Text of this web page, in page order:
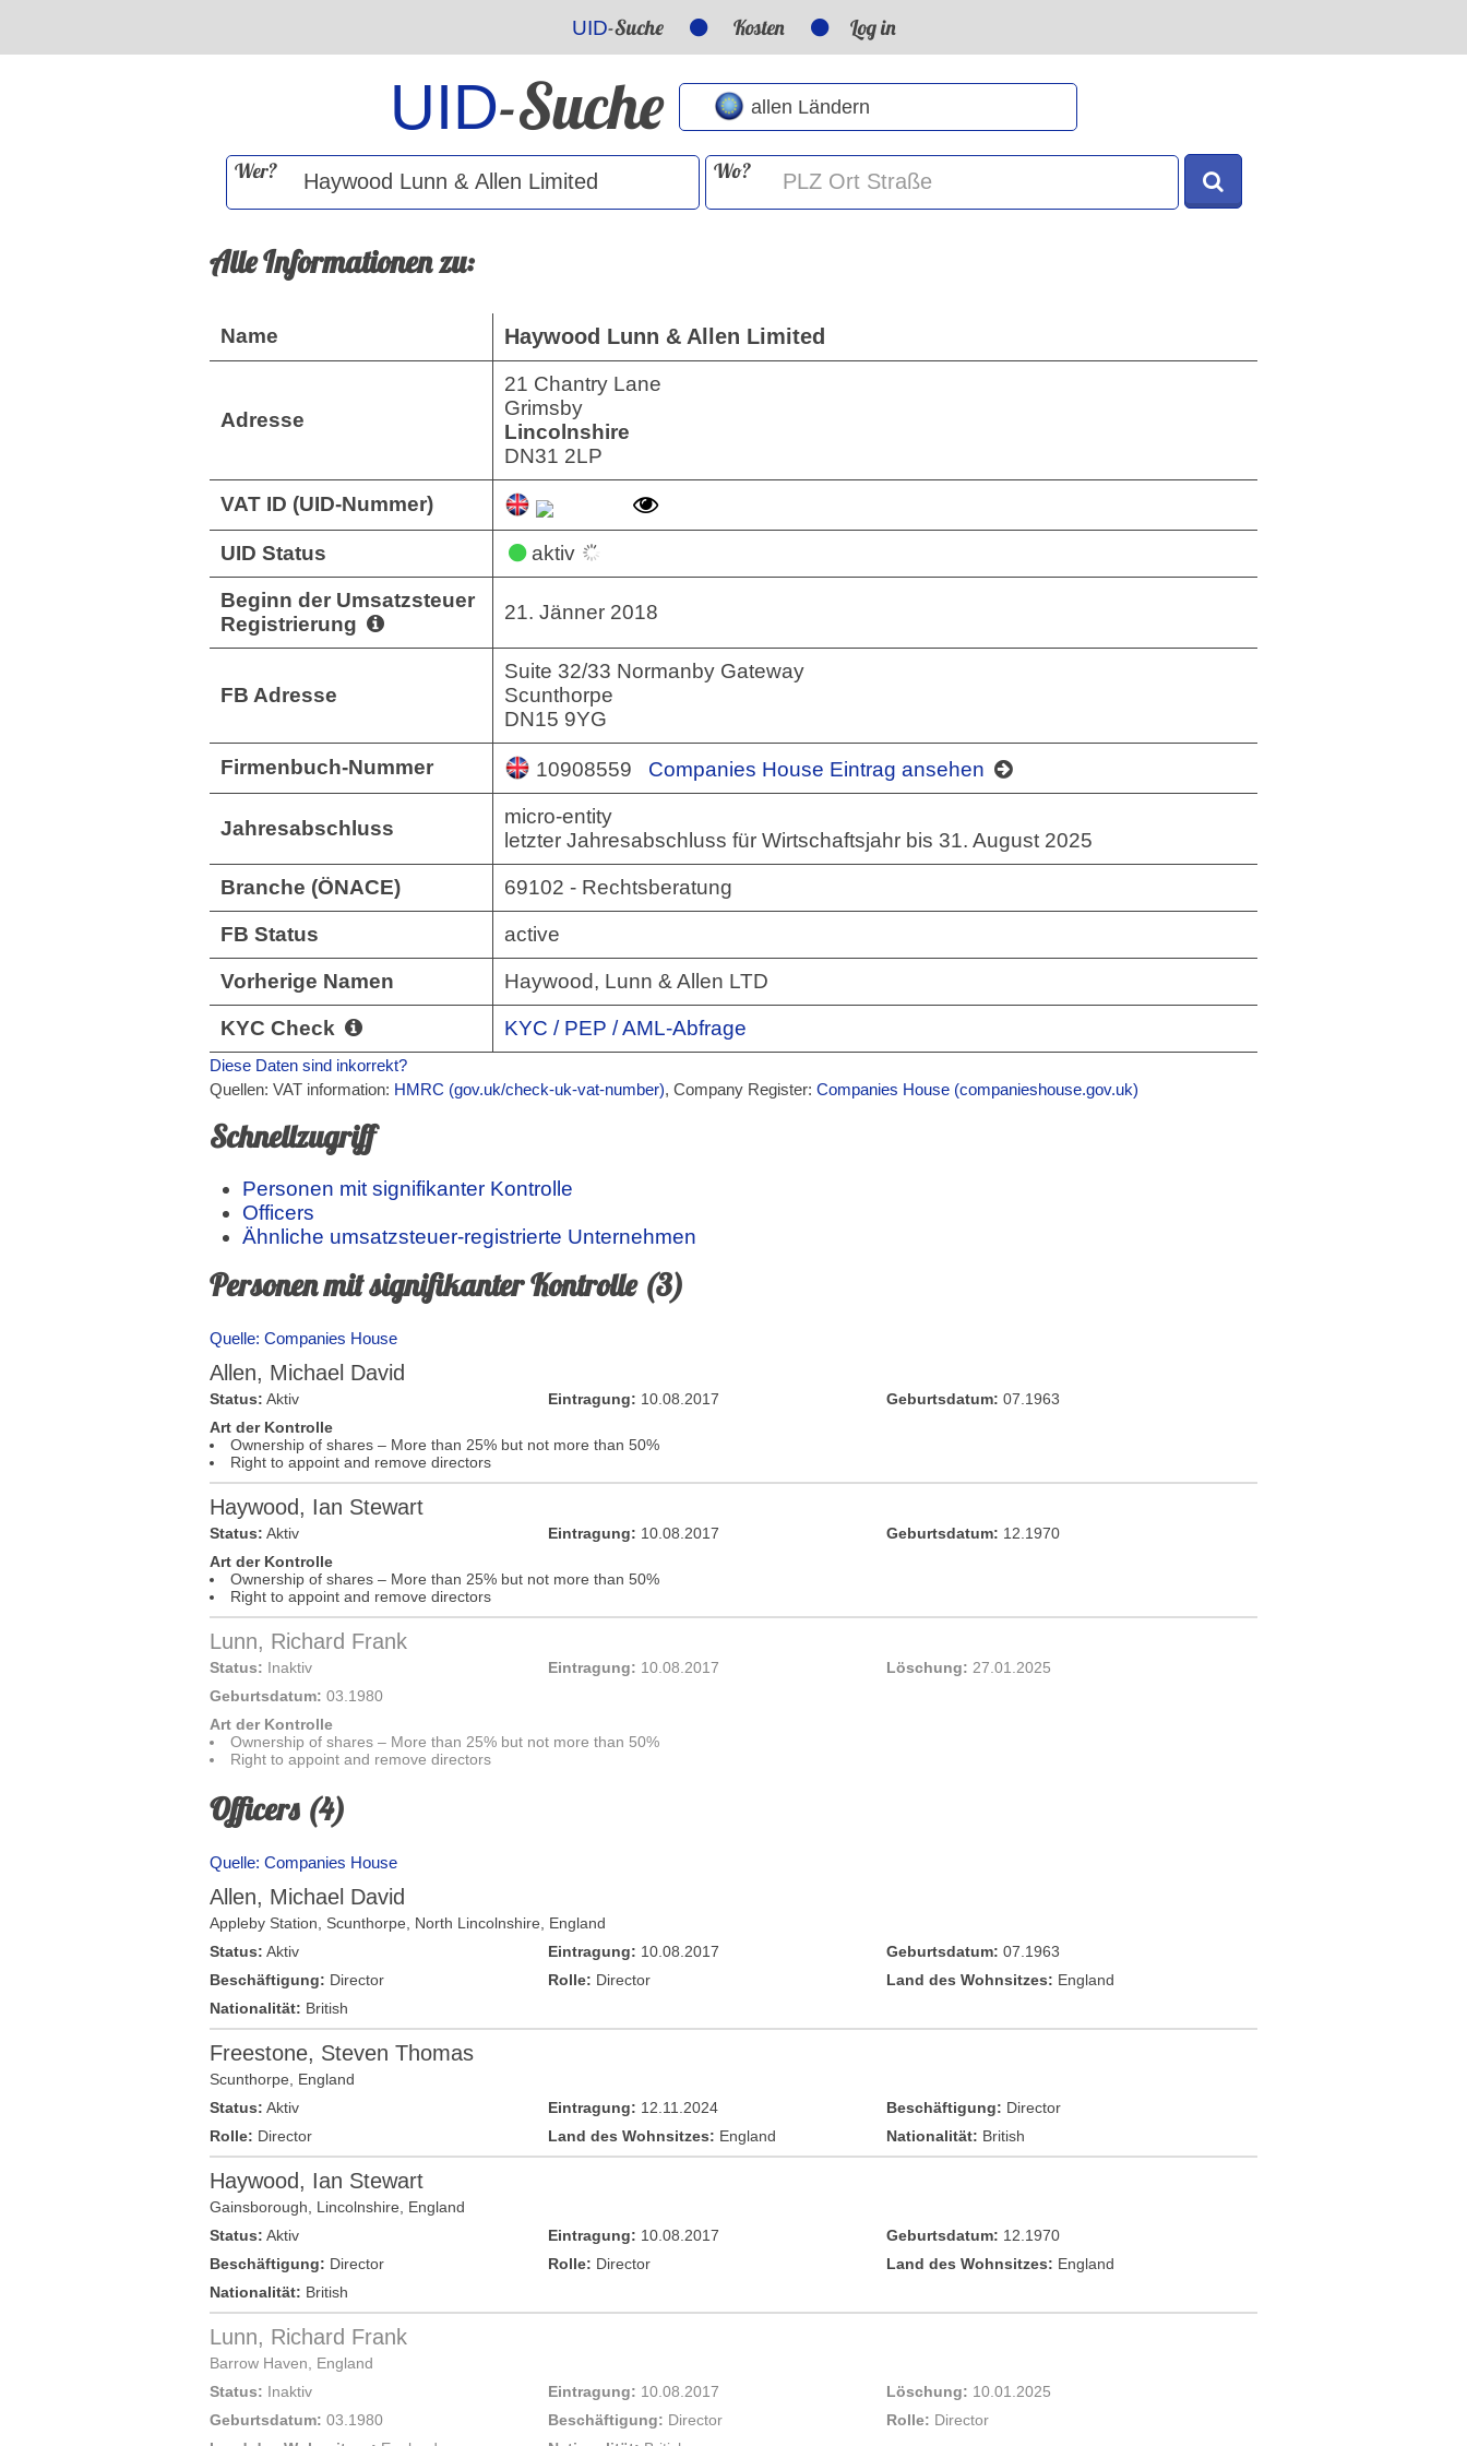
UID-Suche Kosten Log in
UID-Suche
Wer? Wo?
Alle Informationen zu:
Name Haywood Lunn & Allen Limited
Adresse
21 Chantry Lane
Grimsby
Lincolnshire
DN31 2LP
VAT ID (UID-Nummer)
UID Status aktiv
Beginn der Umsatzsteuer
Registrierung
21. Jänner 2018
FB Adresse
Suite 32/33 Normanby Gateway
Scunthorpe
DN15 9YG
Firmenbuch-Nummer 10908559 Companies House Eintrag ansehen
Jahresabschluss
micro-entity
letzter Jahresabschluss für Wirtschaftsjahr bis 31. August 2025
Branche (ÖNACE) 69102 - Rechtsberatung
FB Status active
Vorherige Namen Haywood, Lunn & Allen LTD
KYC Check KYC / PEP / AML-Abfrage
Diese Daten sind inkorrekt?
Quellen: VAT information: HMRC (gov.uk/check-uk-vat-number), Company Register: Companies House (companieshouse.gov.uk)
Schnellzugriff
Personen mit signifikanter Kontrolle
Officers
Ähnliche umsatzsteuer-registrierte Unternehmen
Personen mit signifikanter Kontrolle (3)
Quelle: Companies House
Allen, Michael David
Status: Aktiv Eintragung: 10.08.2017 Geburtsdatum: 07.1963
Art der Kontrolle
Ownership of shares – More than 25% but not more than 50%
Right to appoint and remove directors
Haywood, Ian Stewart
Status: Aktiv Eintragung: 10.08.2017 Geburtsdatum: 12.1970
Art der Kontrolle
Ownership of shares – More than 25% but not more than 50%
Right to appoint and remove directors
Lunn, Richard Frank
Status: Inaktiv Eintragung: 10.08.2017 Löschung: 27.01.2025
Geburtsdatum: 03.1980
Art der Kontrolle
Ownership of shares – More than 25% but not more than 50%
Right to appoint and remove directors
Officers (4)
Quelle: Companies House
Allen, Michael David
Appleby Station, Scunthorpe, North Lincolnshire
England
Status: Aktiv Eintragung: 10.08.2017 Geburtsdatum: 07.1963
Beschäftigung: Director Rolle: Director Land des Wohnsitzes: England
Nationalität: British
Freestone, Steven Thomas
Scunthorpe
England
Status: Aktiv Eintragung: 12.11.2024 Beschäftigung: Director
Rolle: Director Land des Wohnsitzes: England Nationalität: British
Haywood, Ian Stewart
Gainsborough, Lincolnshire
England
Status: Aktiv Eintragung: 10.08.2017 Geburtsdatum: 12.1970
Beschäftigung: Director Rolle: Director Land des Wohnsitzes: England
Nationalität: British
Lunn, Richard Frank
Barrow Haven
England
Status: Inaktiv Eintragung: 10.08.2017 Löschung: 10.01.2025
Geburtsdatum: 03.1980 Beschäftigung: Director Rolle: Director